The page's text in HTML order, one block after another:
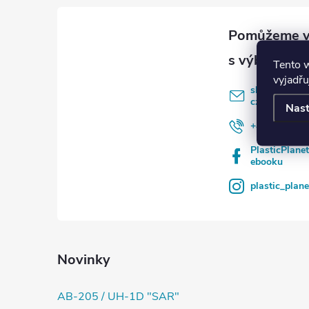
Tento
shop
cz
ebooku
Novinky
AB-205 / UH-1D "SAR"